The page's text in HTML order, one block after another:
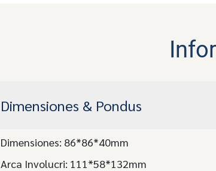
Dimensiones & Pondus
Dimensiones: 86*86*40mm
Arca Involucri: 111*58*132mm